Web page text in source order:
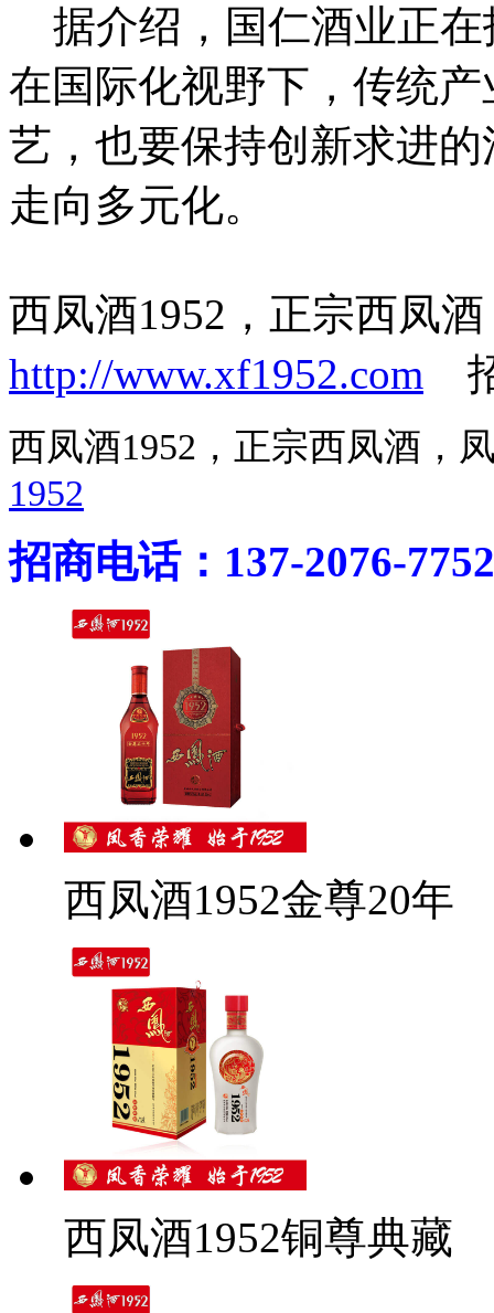
据介绍，国仁酒业正在
在国际化视野下，传统
艺，也要保持创新求进
走向多元化。
西凤酒1952，正宗西凤
http://www.xf1952.com
西凤酒1952，正宗西凤酒
1952
招商电话：137-2076-7752
西凤酒1952金尊20年
西凤酒1952铜尊典藏